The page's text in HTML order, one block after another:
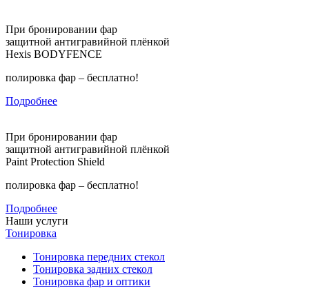
При бронировании фар
защитной антигравийной плёнкой
Hexis BODYFENCE
полировка фар – бесплатно!
Подробнее
При бронировании фар
защитной антигравийной плёнкой
Paint Protection Shield
полировка фар – бесплатно!
Подробнее
Наши услуги
Тонировка
Тонировка передних стекол
Тонировка задних стекол
Тонировка фар и оптики